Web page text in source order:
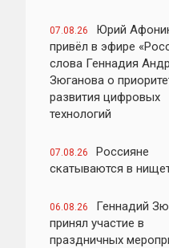
07.08.26
Юрий
привёл в эфире
слова Геннадия
Зюганова о
развития цифровых
технологий
07.08.26
Россияне
скатываются в
06.08.26
Геннадий
принял участие в
праздничных